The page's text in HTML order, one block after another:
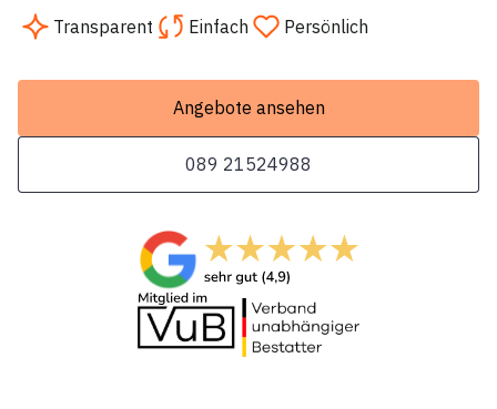
Transparent
Einfach Persönlich
Angebote ansehen
089 21524988